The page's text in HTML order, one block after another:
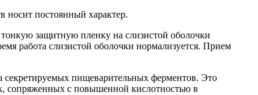
носит постоянный характер.
защитную пленку на слизистой оболочки
работа слизистой оболочки нормализуется. Прием
секретируемых пищеварительных ферментов. Это
сопряженных с повышенной кислотностью в